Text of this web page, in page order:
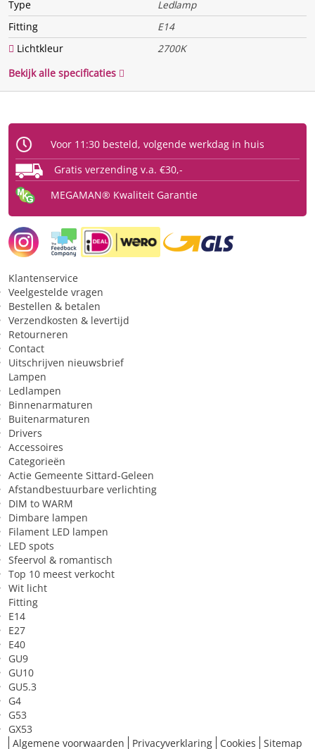
Functie
Dimbaar
Bewegingssensor
Lichtsensor
Nee
Fysiek
Type
Ledlamp
Fitting
E14
Type glas
Vorm
capsule
Beschermingsgraad (IP)
IP20
Licht
Kleurtype
Lichtkleur
Lichthoeveelheid (lumen)
Toepassing
Geschikt voor constante
spanning
Sfeer van het licht
Sfeervol/kalm/gezellig
Toepassing in (ruimte)
Slaapkamer
Zeer geschikt voor
Type
Ledlamp
Fitting
E14
Lichtkleur
2700K
Bekijk alle specificaties
Voor 11:30 besteld, volgende werkdag in huis
Gratis verzending v.a. €30,-
MEGAMAN® Kwaliteit Garantie
Klantenservice
Veelgestelde vragen
Bestellen & betalen
Verzendkosten & levertijd
Retourneren
Contact
Uitschrijven nieuwsbrief
Lampen
Ledlampen
Binnenarmaturen
Buitenarmaturen
Drivers
Accessoires
Categorieën
Actie Gemeente Sittard-Geleen
Afstandbestuurbare verlichting
DIM to WARM
Dimbare lampen
Filament LED lampen
LED spots
Sfeervol & romantisch
Top 10 meest verkocht
Wit licht
Fitting
E14
E27
E40
GU9
GU10
GU5.3
G4
G53
GX53
Algemene voorwaarden
Privacyverklaring Cookies Sitemap